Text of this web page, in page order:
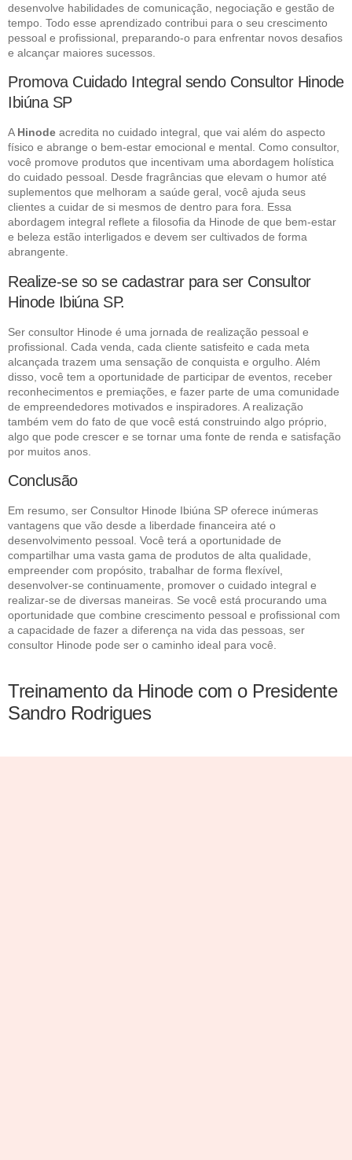
desenvolve habilidades de comunicação, negociação e gestão de
tempo. Todo esse aprendizado contribui para o seu crescimento
pessoal e profissional, preparando-o para enfrentar novos desafios
e alcançar maiores sucessos.
Promova Cuidado Integral sendo Consultor Hinode
Ibiúna SP
A Hinode acredita no cuidado integral, que vai além do aspecto
físico e abrange o bem-estar emocional e mental. Como consultor,
você promove produtos que incentivam uma abordagem holística
do cuidado pessoal. Desde fragrâncias que elevam o humor até
suplementos que melhoram a saúde geral, você ajuda seus
clientes a cuidar de si mesmos de dentro para fora. Essa
abordagem integral reflete a filosofia da Hinode de que bem-estar
e beleza estão interligados e devem ser cultivados de forma
abrangente.
Realize-se so se cadastrar para ser Consultor
Hinode Ibiúna SP.
Ser consultor Hinode é uma jornada de realização pessoal e
profissional. Cada venda, cada cliente satisfeito e cada meta
alcançada trazem uma sensação de conquista e orgulho. Além
disso, você tem a oportunidade de participar de eventos, receber
reconhecimentos e premiações, e fazer parte de uma comunidade
de empreendedores motivados e inspiradores. A realização
também vem do fato de que você está construindo algo próprio,
algo que pode crescer e se tornar uma fonte de renda e satisfação
por muitos anos.
Conclusão
Em resumo, ser Consultor Hinode Ibiúna SP oferece inúmeras
vantagens que vão desde a liberdade financeira até o
desenvolvimento pessoal. Você terá a oportunidade de
compartilhar uma vasta gama de produtos de alta qualidade,
empreender com propósito, trabalhar de forma flexível,
desenvolver-se continuamente, promover o cuidado integral e
realizar-se de diversas maneiras. Se você está procurando uma
oportunidade que combine crescimento pessoal e profissional com
a capacidade de fazer a diferença na vida das pessoas, ser
consultor Hinode pode ser o caminho ideal para você.
Treinamento da Hinode com o Presidente
Sandro Rodrigues